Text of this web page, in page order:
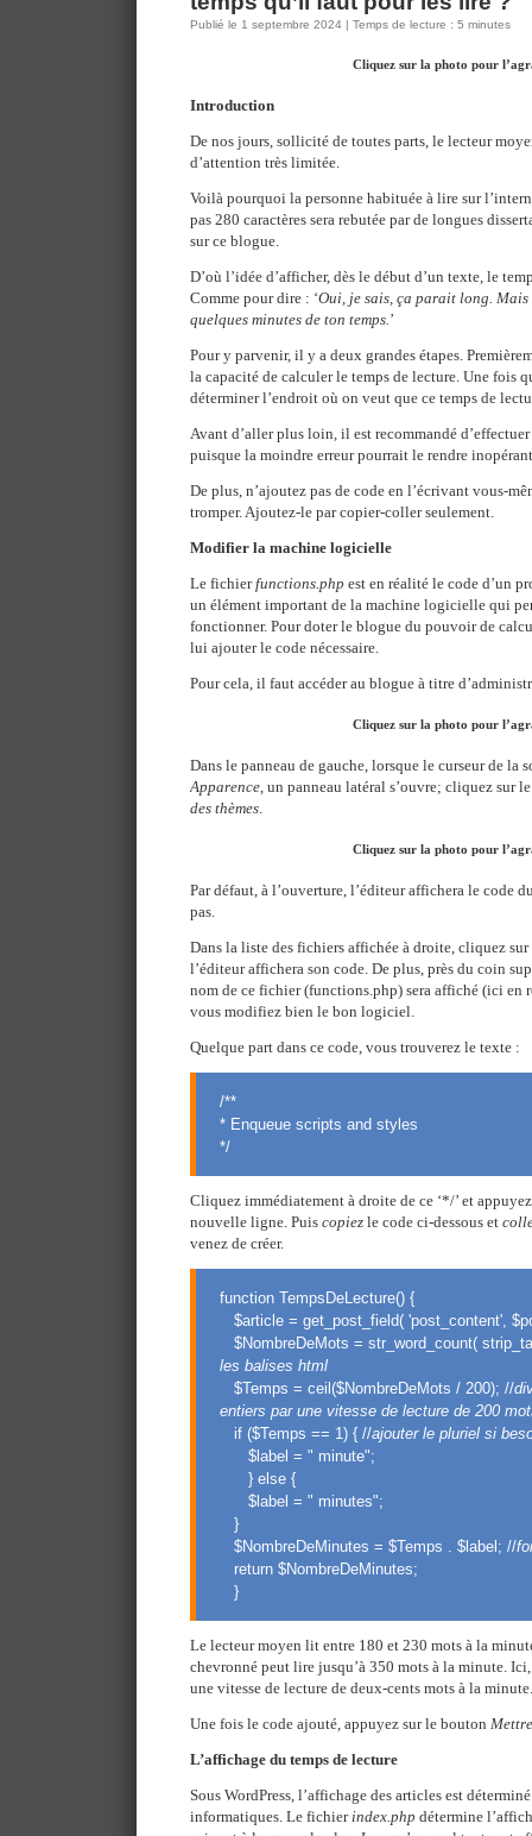
Publié le 1 septembre 2024 | Temps de lecture : 5 minutes
Cliquez sur la photo pour
Introduction
De nos jours, sollicité de toutes parts, le lecteur
d’attention très limitée.
Voilà pourquoi la personne habituée à lire sur
pas 280 caractères sera rebutée par de longues
sur ce blogue.
D’où l’idée d’afficher, dès le début d’un texte, le
Comme pour dire : ‘Oui, je sais, ça parait long.
quelques minutes de ton temps. ’
Pour y parvenir, il y a deux grandes étapes.
la capacité de calculer le temps de lecture. Une fois
déterminer l’endroit où on veut que ce temps de
Avant d’aller plus loin, il est recommandé
puisque la moindre erreur pourrait le rendre
De plus, n’ajoutez pas de code en l’écrivant vous-
tromper. Ajoutez-le par copier-coller seulement.
Modifier la machine logicielle
Le fichierfunctions.php est en réalité le code d’un
un élément important de la machine logicielle qui
fonctionner. Pour doter le blogue du pouvoir de
lui ajouter le code nécessaire.
Pour cela, il faut accéder au blogue à titre
Cliquez sur la photo pour
Dans le panneau de gauche, lorsque le curseur de la
Apparence , un panneau latéral s’ouvre; cliquez sur
des thèmes
Cliquez sur la photo pour
Par défaut, à l’ouverture, l’éditeur affichera le code
pas.
Dans la liste des fichiers affichée à droite, cliquez sur
l’éditeur affichera son code. De plus, près du coin
nom de ce fichier (functions.php) sera affiché (ici en
vous modifiez bien le bon logiciel.
Quelque part dans ce code, vous trouverez le texte :
/**
* Enqueue scripts and styles
*/
Cliquez immédiatement à droite de ce ‘*/’ et
nouvelle ligne. Puis copiez le code ci-dessous et
venez de créer.
function TempsDeLecture() {
$article = get_post_field( 'post_content',
$NombreDeMots = str_word_count(
les balises html
$Temps = ceil($NombreDeMots / 200); //
entiers par une vitesse de lecture de 200
if ($Temps == 1) { //ajouter le pluriel si
$label = " minute";
} else {
$label = " minutes";
}
$NombreDeMinutes = $Temps . $label; //
return $NombreDeMinutes;
}
Le lecteur moyen lit entre 180 et 230 mots à la
chevronné peut lire jusqu’à 350 mots à la minute. Ici,
une vitesse de lecture de deux-cents mots à la minute.
Une fois le code ajouté, appuyez sur le bouton
L’affichage du temps de lecture
Sous WordPress, l’affichage des articles est
informatiques. Le fichierindex.php détermine